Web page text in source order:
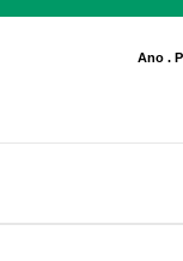
Ano .